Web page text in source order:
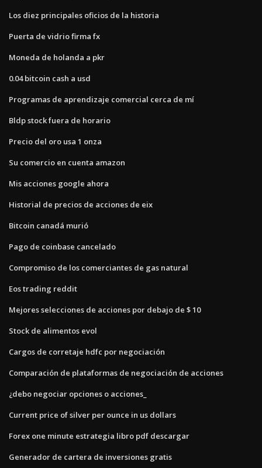
Los diez principales oficios de la historia
Puerta de vidrio firma fx
Moneda de holanda a pkr
0.04 bitcoin cash a usd
Programas de aprendizaje comercial cerca de mí
Bldp stock fuera de horario
Precio del oro usa 1 onza
Su comercio en cuenta amazon
Mis acciones google ahora
Historial de precios de acciones de eix
Bitcoin canadá murió
Pago de coinbase cancelado
Compromiso de los comerciantes de gas natural
Eos trading reddit
Mejores selecciones de acciones por debajo de $ 10
Stock de alimentos evol
Cargos de corretaje hdfc por negociación
Comparación de plataformas de negociación de acciones
¿debo negociar opciones o acciones_
Current price of silver per ounce in us dollars
Forex one minute estrategia libro pdf descargar
Generador de cartera de inversiones gratis